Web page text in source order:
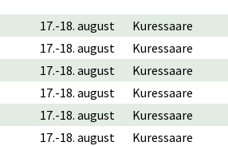
17.-18. august
Kuressaare
17.-18. august
Kuressaare
17.-18. august
Kuressaare
17.-18. august
Kuressaare
17.-18. august
Kuressaare
17.-18. august
Kuressaare